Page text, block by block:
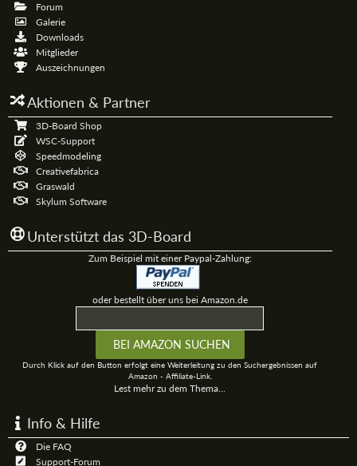
Forum
Galerie
Downloads
Mitglieder
Auszeichnungen
Aktionen & Partner
3D-Board Shop
WSC-Support
Speedmodeling
Creativefabrica
Graswald
Skylum Software
Unterstützt das 3D-Board
Zum Beispiel mit einer Paypal-Zahlung:
oder bestellt über uns bei Amazon.de
Durch Klick auf den Button erfolgt eine Weiterleitung zu den Suchergebnissen auf
Amazon - Affiliate-Link.
Lest mehr zu dem Thema...
Info & Hilfe
Die FAQ
Support-Forum